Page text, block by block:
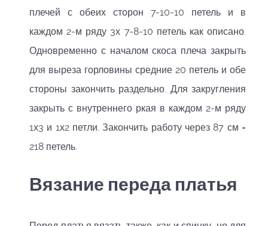
плечей с обеих сторон 7-10-10 петель и в
каждом 2-м ряду 3х 7-8-10 петель как описано.
Одновременно с началом скоса плеча закрыть
для выреза горловины средние 20 петель и обе
стороны закончить раздельно. Для закругления
закрыть с внутреннего ркая в каждом 2-м ряду
1х3 и 1х2 петли. Закончить работу через 87 см =
218 петель.
Вязание переда платья